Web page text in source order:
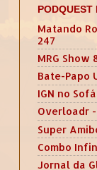
PODQUEST
Matando
247
MRG Show
Bate-Papo
IGN no Sofá
Overloadr
Super
Combo
Jornal da